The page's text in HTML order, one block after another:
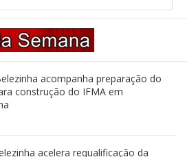
acompanha preparação do
construção do IFMA em
acelera requalificação da